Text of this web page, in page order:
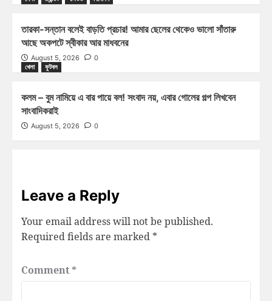
তারকা-সন্তান বলেই বাড়তি প্রচার! আমার ছেলের থেকেও ভালো সাঁতারু
আছে অকপটে স্বীকার আর মাধবনের
August 5, 2026
0
খেলা
ফুটবল
কলম – বুম নামিয়ে এ বার পায়ে বল! সংবাদ নয়, এবার গোলের গল্প লিখবেন
সাংবাদিকরাই
August 5, 2026 0
Leave a Reply
Your email address will not be published.
Required fields are marked *
Comment *